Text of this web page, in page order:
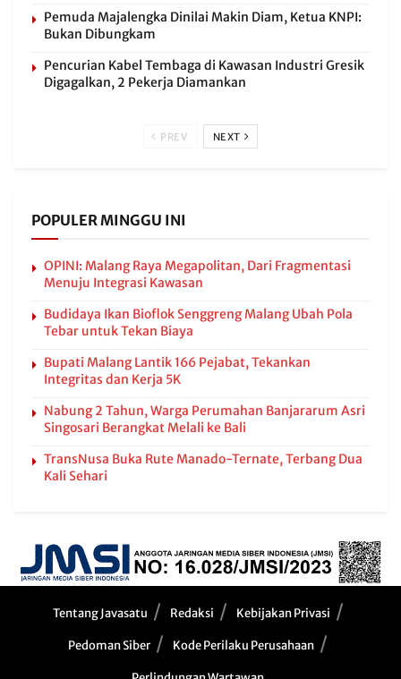
Pemuda Majalengka Dinilai Makin Diam, Ketua KNPI:
Bukan Dibungkam
Pencurian Kabel Tembaga di Kawasan Industri Gresik
Digagalkan, 2 Pekerja Diamankan
PREV NEXT
POPULER MINGGU INI
OPINI: Malang Raya Megapolitan, Dari Fragmentasi
Menuju Integrasi Kawasan
Budidaya Ikan Bioflok Senggreng Malang Ubah Pola
Tebar untuk Tekan Biaya
Bupati Malang Lantik 166 Pejabat, Tekankan
Integritas dan Kerja 5K
Nabung 2 Tahun, Warga Perumahan Banjararum Asri
Singosari Berangkat Melali ke Bali
TransNusa Buka Rute Manado-Ternate, Terbang Dua
Kali Sehari
Tentang Javasatu Redaksi Kebijakan Privasi
Pedoman Siber Kode Perilaku Perusahaan